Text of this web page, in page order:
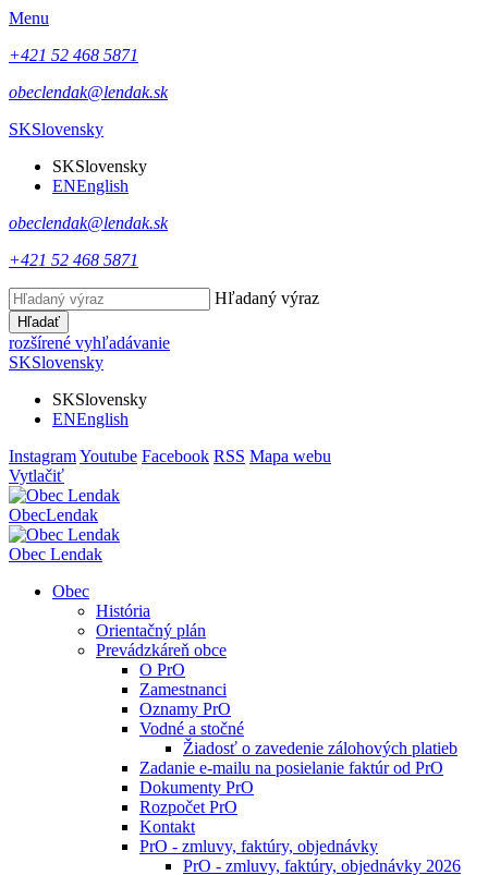
Menu
+421 52 468 5871
obeclendak@lendak.sk
SKSlovensky
SKSlovensky
ENEnglish
obeclendak@lendak.sk
+421 52 468 5871
Hľadaný výraz
Hľadať
rozšírené vyhľadávanie
SKSlovensky
SKSlovensky
ENEnglish
InstagramYoutube Facebook RSS Mapa webu
Vytlačiť
ObecLendak
Obec Lendak
Obec
História
Orientačný plán
Prevádzkáreň obce
O PrO
Zamestnanci
Oznamy PrO
Vodné a stočné
Žiadosť o zavedenie zálohových platieb
Zadanie e-mailu na posielanie faktúr od PrO
Dokumenty PrO
Rozpočet PrO
Kontakt
PrO - zmluvy, faktúry, objednávky
PrO - zmluvy, faktúry, objednávky 2026